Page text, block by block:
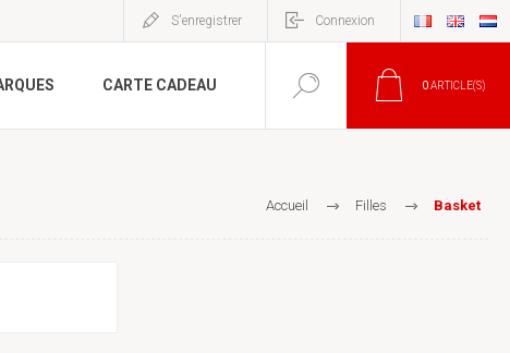
S'enregistrer Connexion
CARTE CADEAU 0ARTICLE(S)
Accueil Filles Basket